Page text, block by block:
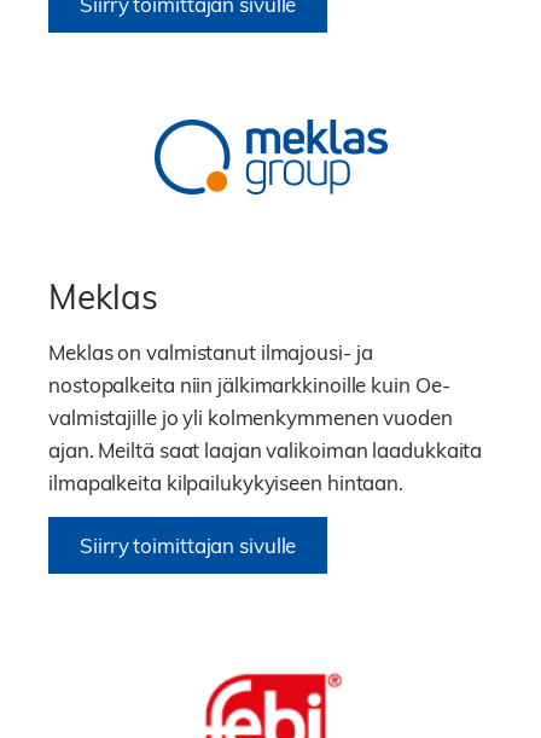
Meklas
Meklas on valmistanut ilmajousi- ja
nostopalkeita niin jälkimarkkinoille kuin Oe-
valmistajille jo yli kolmenkymmenen vuoden
ajan. Meiltä saat laajan valikoiman laadukkaita
ilmapalkeita kilpailukykyiseen hintaan.
Siirry toimittajan sivulle